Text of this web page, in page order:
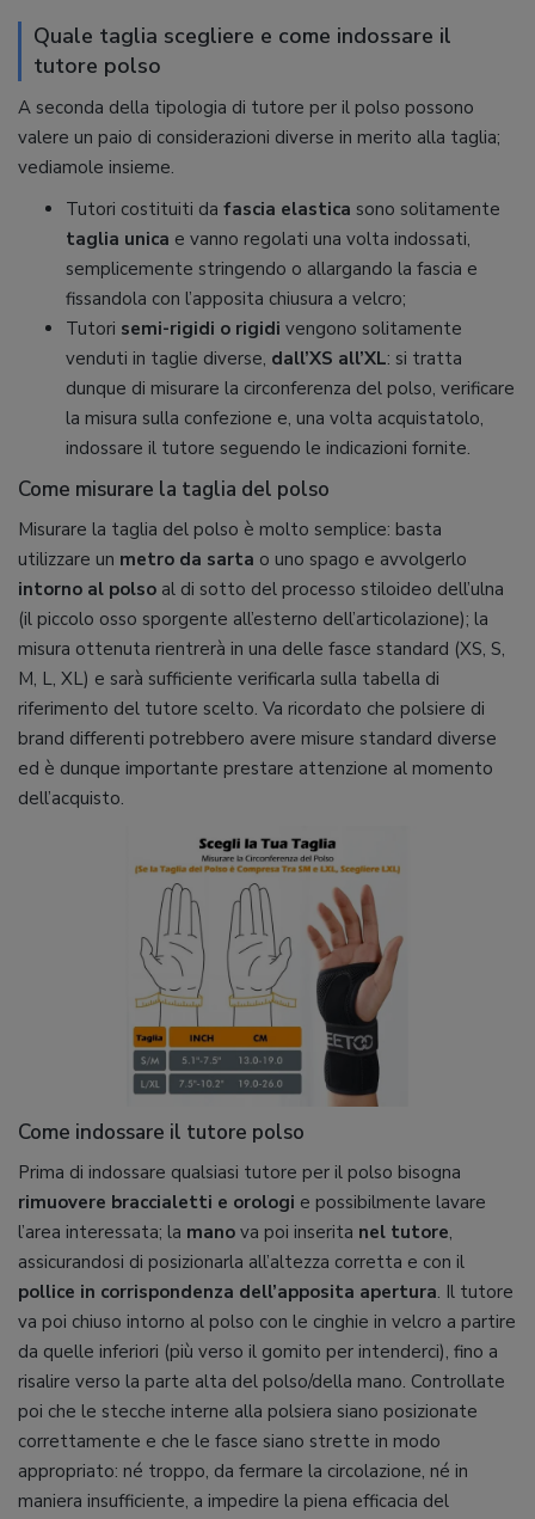
Quale taglia scegliere e come indossare il
tutore polso
A seconda della tipologia di tutore per il polso possono
valere un paio di considerazioni diverse in merito alla taglia;
vediamole insieme.
Tutori costituiti da fascia elastica sono solitamente
taglia unica e vanno regolati una volta indossati,
semplicemente stringendo o allargando la fascia e
fissandola con l’apposita chiusura a velcro;
Tutori semi-rigidi o rigidi vengono solitamente
venduti in taglie diverse, dall’XS all’XL: si tratta
dunque di misurare la circonferenza del polso, verificare
la misura sulla confezione e, una volta acquistatolo,
indossare il tutore seguendo le indicazioni fornite.
Come misurare la taglia del polso
Misurare la taglia del polso è molto semplice: basta
utilizzare un metro da sarta o uno spago e avvolgerlo
intorno al polso al di sotto del processo stiloideo dell’ulna
(il piccolo osso sporgente all’esterno dell’articolazione); la
misura ottenuta rientrerà in una delle fasce standard (XS, S,
M, L, XL) e sarà sufficiente verificarla sulla tabella di
riferimento del tutore scelto. Va ricordato che polsiere di
brand differenti potrebbero avere misure standard diverse
ed è dunque importante prestare attenzione al momento
dell’acquisto.
Come indossare il tutore polso
Prima di indossare qualsiasi tutore per il polso bisogna
rimuovere braccialetti e orologi e possibilmente lavare
l’area interessata; la mano va poi inserita nel tutore,
assicurandosi di posizionarla all’altezza corretta e con il
pollice in corrispondenza dell’apposita apertura. Il tutore
va poi chiuso intorno al polso con le cinghie in velcro a partire
da quelle inferiori (più verso il gomito per intenderci), fino a
risalire verso la parte alta del polso/della mano. Controllate
poi che le stecche interne alla polsiera siano posizionate
correttamente e che le fasce siano strette in modo
appropriato: né troppo, da fermare la circolazione, né in
maniera insufficiente, a impedire la piena efficacia del